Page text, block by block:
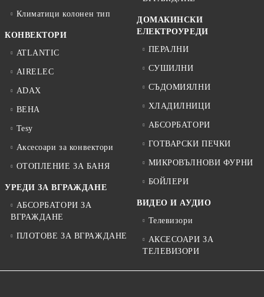
Климатици колонен тип
КОНВЕКТОРИ
ATLANTIC
AIRELEC
ADAX
BEHA
Tesy
Аксесоари за конвектори
ОТОПЛЕНИЕ ЗА БАНЯ
УРЕДИ ЗА ВГРАЖДАНЕ
АБСОРБАТОРИ ЗА
ВГРАЖДАНЕ
ПЛОТОВЕ ЗА ВГРАЖДАНЕ
ДОМАКИНСКИ
ЕЛЕКТРОУРЕДИ
ПЕРАЛНИ
СУШИЛНИ
СЪДОМИЯЛНИ
ХЛАДИЛНИЦИ
АБСОРБАТОРИ
ГОТВАРСКИ ПЕЧКИ
МИКРОВЪЛНОВИ ФУРНИ
БОЙЛЕРИ
ВИДЕО И АУДИО
Телевизори
АКСЕСОАРИ ЗА
ТЕЛЕВИЗОРИ